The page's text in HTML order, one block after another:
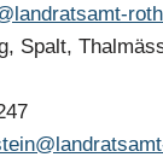
Spalt,